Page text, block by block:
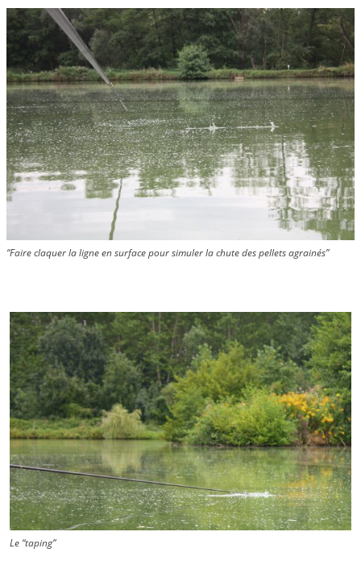
“Faire claquer la ligne en surface pour simuler la chute des pellets agrainés”
Le “taping”